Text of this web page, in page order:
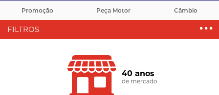
Promoção Peça Motor Câmbio
40 anos
de mercado
FILTROS